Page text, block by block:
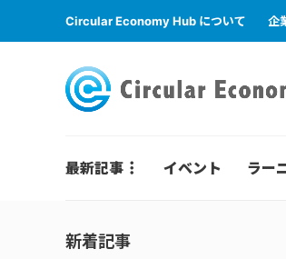
Circular Economy Hub について 企
最新記事 イベント ラー
新着記事